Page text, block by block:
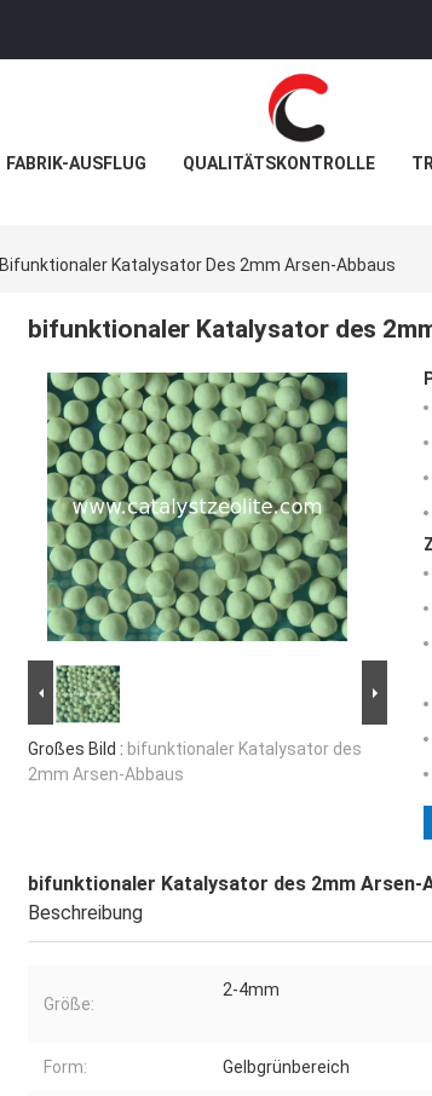
FABRIK-AUSFLUG QUALITÄTSKONTROLLE
Bifunktionaler Katalysator Des 2mm Arsen-Abbaus
bifunktionaler Katalysator des
Großes Bild : bifunktionaler Katalysator des
2mm Arsen-Abbaus
bifunktionaler Katalysator des 2mm Arsen-
Beschreibung
Größe:
2-4mm
Form: Gelbgrünbereich